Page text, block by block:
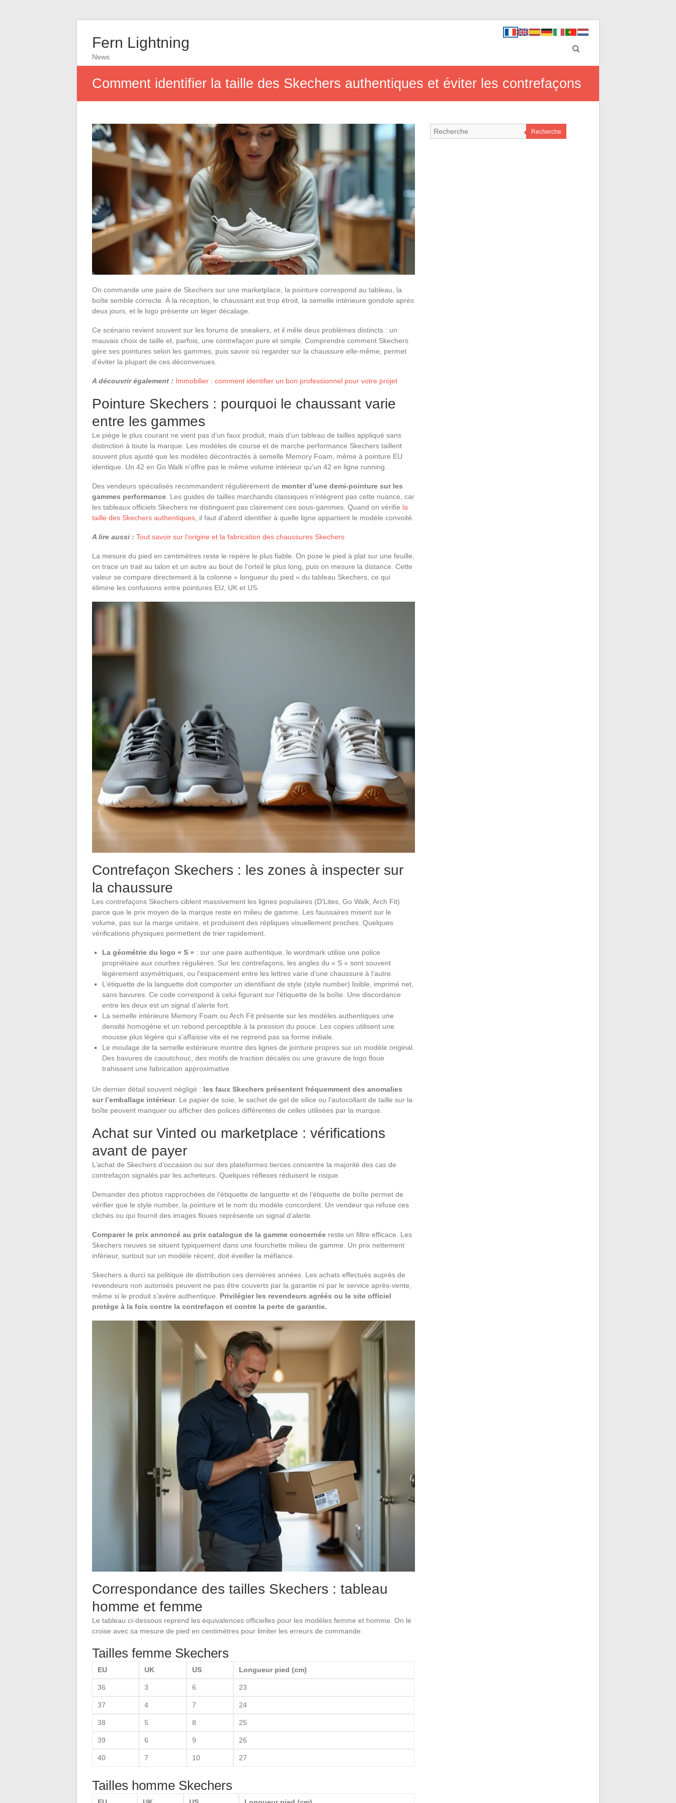
Fern Lightning
News
Comment identifier la taille des Skechers authentiques et éviter les contrefaçons
On commande une paire de Skechers sur une marketplace, la pointure correspond au tableau, la
boîte semble correcte. À la réception, le chaussant est trop étroit, la semelle intérieure gondole après
deux jours, et le logo présente un léger décalage.
Ce scénario revient souvent sur les forums de sneakers, et il mêle deux problèmes distincts : un
mauvais choix de taille et, parfois, une contrefaçon pure et simple. Comprendre comment Skechers
gère ses pointures selon les gammes, puis savoir où regarder sur la chaussure elle-même, permet
d’éviter la plupart de ces déconvenues.
A découvrir également : Immobilier : comment identifier un bon professionnel pour votre projet
Pointure Skechers : pourquoi le chaussant varie
entre les gammes
Le piège le plus courant ne vient pas d’un faux produit, mais d’un tableau de tailles appliqué sans
distinction à toute la marque. Les modèles de course et de marche performance Skechers taillent
souvent plus ajusté que les modèles décontractés à semelle Memory Foam, même à pointure EU
identique. Un 42 en Go Walk n’offre pas le même volume intérieur qu’un 42 en ligne running.
Des vendeurs spécialisés recommandent régulièrement de monter d’une demi-pointure sur les
gammes performance . Les guides de tailles marchands classiques n’intègrent pas cette nuance, car
les tableaux officiels Skechers ne distinguent pas clairement ces sous-gammes. Quand on vérifie la
taille des Skechers authentiques , il faut d’abord identifier à quelle ligne appartient le modèle convoité.
A lire aussi : Tout savoir sur l’origine et la fabrication des chaussures Skechers
La mesure du pied en centimètres reste le repère le plus fiable. On pose le pied à plat sur une feuille,
on trace un trait au talon et un autre au bout de l’orteil le plus long, puis on mesure la distance. Cette
valeur se compare directement à la colonne « longueur du pied » du tableau Skechers, ce qui
élimine les confusions entre pointures EU, UK et US.
Contrefaçon Skechers : les zones à inspecter sur
la chaussure
Les contrefaçons Skechers ciblent massivement les lignes populaires (D’Lites, Go Walk, Arch Fit)
parce que le prix moyen de la marque reste en milieu de gamme. Les faussaires misent sur le
volume, pas sur la marge unitaire, et produisent des répliques visuellement proches. Quelques
vérifications physiques permettent de trier rapidement.
La géométrie du logo « S » : sur une paire authentique, le wordmark utilise une police
propriétaire aux courbes régulières. Sur les contrefaçons, les angles du « S » sont souvent
légèrement asymétriques, ou l’espacement entre les lettres varie d’une chaussure à l’autre.
L’étiquette de la languette doit comporter un identifiant de style (style number) lisible, imprimé net,
sans bavures. Ce code correspond à celui figurant sur l’étiquette de la boîte. Une discordance
entre les deux est un signal d’alerte fort.
La semelle intérieure Memory Foam ou Arch Fit présente sur les modèles authentiques une
densité homogène et un rebond perceptible à la pression du pouce. Les copies utilisent une
mousse plus légère qui s’affaisse vite et ne reprend pas sa forme initiale.
Le moulage de la semelle extérieure montre des lignes de jointure propres sur un modèle original.
Des bavures de caoutchouc, des motifs de traction décalés ou une gravure de logo floue
trahissent une fabrication approximative.
Un dernier détail souvent négligé : les faux Skechers présentent fréquemment des anomalies
sur l’emballage intérieur. Le papier de soie, le sachet de gel de silice ou l’autocollant de taille sur la
boîte peuvent manquer ou afficher des polices différentes de celles utilisées par la marque.
Achat sur Vinted ou marketplace : vérifications
avant de payer
L’achat de Skechers d’occasion ou sur des plateformes tierces concentre la majorité des cas de
contrefaçon signalés par les acheteurs. Quelques réflexes réduisent le risque.
Demander des photos rapprochées de l’étiquette de languette et de l’étiquette de boîte permet de
vérifier que le style number, la pointure et le nom du modèle concordent. Un vendeur qui refuse ces
clichés ou qui fournit des images floues représente un signal d’alerte.
Comparer le prix annoncé au prix catalogue de la gamme concernée reste un filtre efficace. Les
Skechers neuves se situent typiquement dans une fourchette milieu de gamme. Un prix nettement
inférieur, surtout sur un modèle récent, doit éveiller la méfiance.
Skechers a durci sa politique de distribution ces dernières années. Les achats effectués auprès de
revendeurs non autorisés peuvent ne pas être couverts par la garantie ni par le service après-vente,
même si le produit s’avère authentique. Privilégier les revendeurs agréés ou le site officiel
protège à la fois contre la contrefaçon et contre la perte de garantie.
Correspondance des tailles Skechers : tableau
homme et femme
Le tableau ci-dessous reprend les équivalences officielles pour les modèles femme et homme. On le
croise avec sa mesure de pied en centimètres pour limiter les erreurs de commande.
Tailles femme Skechers
EU UK US Longueur pied (cm)
36 3 6 23
37 4 7 24
38 5 8 25
39 6 9 26
40 7 10 27
Tailles homme Skechers
Recherche